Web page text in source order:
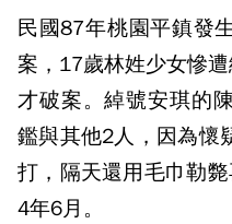
民國87年桃園平鎮發
案，17歲林姓少女慘
才破案。綽號安琪的
鑑與其他2人，因為懷
打，隔天還用毛巾勒
4年6月。